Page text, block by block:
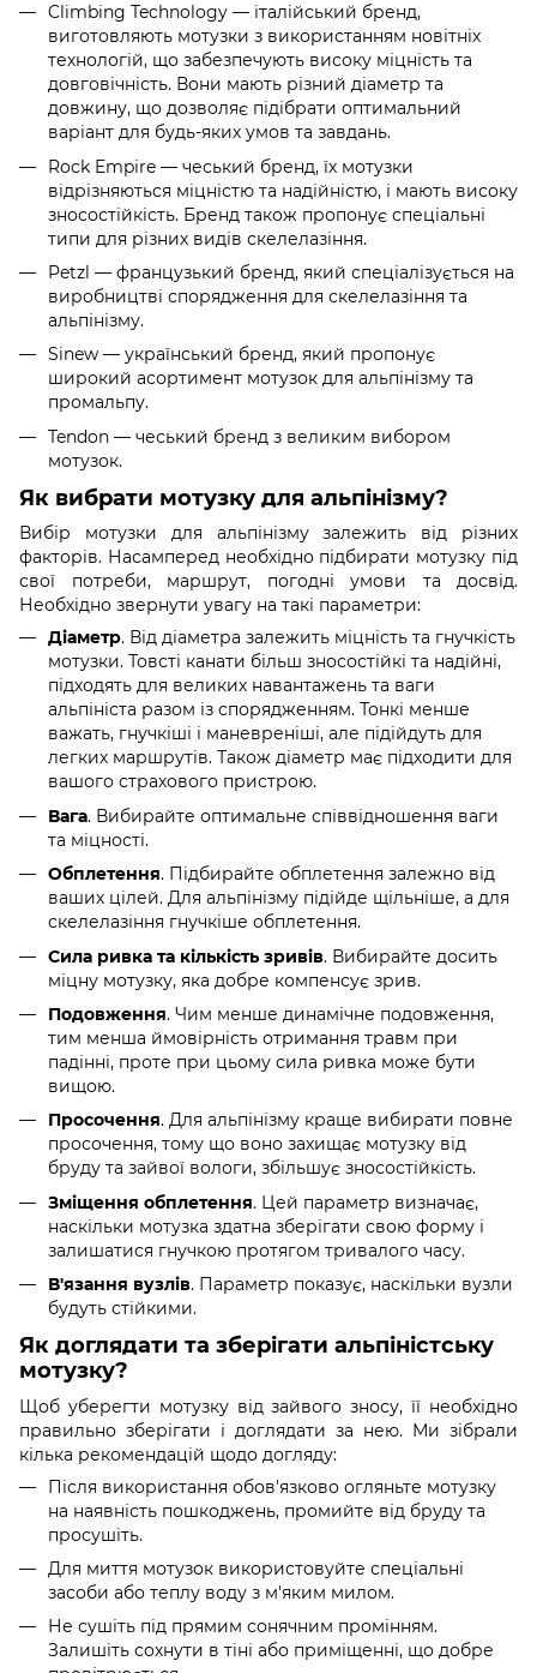
Climbing Technology — італійський бренд,
виготовляють мотузки з використанням новітніх
технологій, що забезпечують високу міцність та
довговічність. Вони мають різний діаметр та
довжину, що дозволяє підібрати оптимальний
варіант для будь-яких умов та завдань.
Rock Empire — чеський бренд, їх мотузки
відрізняються міцністю та надійністю, і мають високу
зносостійкість. Бренд також пропонує спеціальні
типи для різних видів скелелазіння.
Petzl — французький бренд, який спеціалізується на
виробництві спорядження для скелелазіння та
альпінізму.
Sinew — український бренд, який пропонує
широкий асортимент мотузок для альпінізму та
промальпу.
Tendon — чеський бренд з великим вибором
мотузок.
Як вибрати мотузку для альпінізму?
Вибір мотузки для альпінізму залежить від різних
факторів. Насамперед необхідно підбирати мотузку під
свої потреби, маршрут, погодні умови та досвід.
Необхідно звернути увагу на такі параметри:
Діаметр. Від діаметра залежить міцність та гнучкість
мотузки. Товсті канати більш зносостійкі та надійні,
підходять для великих навантажень та ваги
альпініста разом із спорядженням. Тонкі менше
важать, гнучкіші і маневреніші, але підійдуть для
легких маршрутів. Також діаметр має підходити для
вашого страхового пристрою.
Вага. Вибирайте оптимальне співвідношення ваги
та міцності.
Обплетення. Підбирайте обплетення залежно від
ваших цілей. Для альпінізму підійде щільніше, а для
скелелазіння гнучкіше обплетення.
Сила ривка та кількість зривів. Вибирайте досить
міцну мотузку, яка добре компенсує зрив.
Подовження. Чим менше динамічне подовження,
тим менша ймовірність отримання травм при
падінні, проте при цьому сила ривка може бути
вищою.
Просочення. Для альпінізму краще вибирати повне
просочення, тому що воно захищає мотузку від
бруду та зайвої вологи, збільшує зносостійкість.
Зміщення обплетення. Цей параметр визначає,
наскільки мотузка здатна зберігати свою форму і
залишатися гнучкою протягом тривалого часу.
В'язання вузлів. Параметр показує, наскільки вузли
будуть стійкими.
Як доглядати та зберігати альпіністську
мотузку?
Щоб уберегти мотузку від зайвого зносу, її необхідно
правильно зберігати і доглядати за нею. Ми зібрали
кілька рекомендацій щодо догляду:
Після використання обов'язково огляньте мотузку
на наявність пошкоджень, промийте від бруду та
просушіть.
Для миття мотузок використовуйте спеціальні
засоби або теплу воду з м'яким милом.
Не сушіть під прямим сонячним промінням.
Залишіть сохнути в тіні або приміщенні, що добре